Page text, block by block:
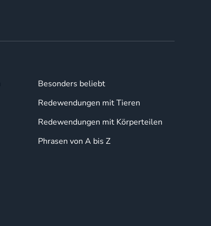
Besonders beliebt
Redewendungen mit Tieren
Redewendungen mit Körperteilen
Phrasen von A bis Z